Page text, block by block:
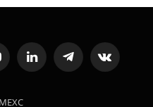
LinkedInTelegramVKontakte
MEXC